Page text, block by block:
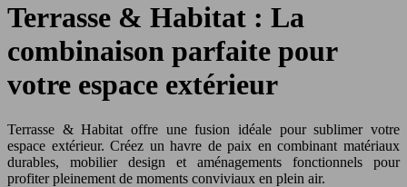
Terrasse & Habitat : La
combinaison parfaite pour
votre espace extérieur
Terrasse & Habitat offre une fusion idéale pour sublimer votre
espace extérieur. Créez un havre de paix en combinant matériaux
durables, mobilier design et aménagements fonctionnels pour
profiter pleinement de moments conviviaux en plein air.